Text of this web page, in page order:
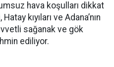
hava koşulları dikkat
kıyıları ve Adana’nın
sağanak ve gök
ediliyor.